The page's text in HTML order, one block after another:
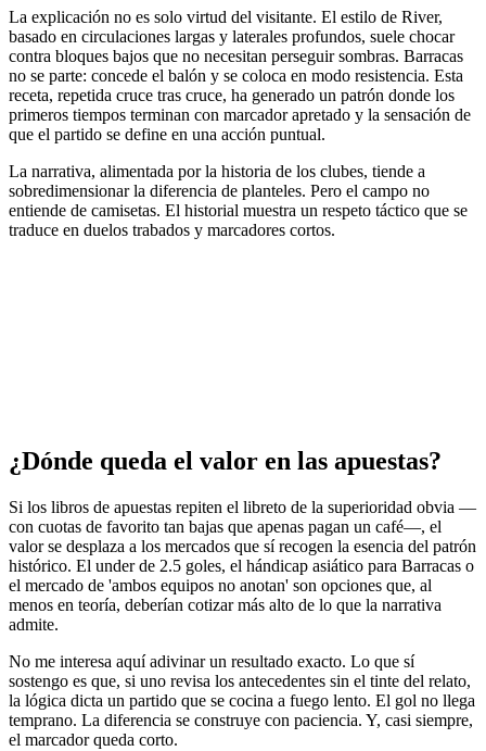
La explicación no es solo virtud del visitante. El estilo de River,
basado en circulaciones largas y laterales profundos, suele chocar
contra bloques bajos que no necesitan perseguir sombras. Barracas
no se parte: concede el balón y se coloca en modo resistencia. Esta
receta, repetida cruce tras cruce, ha generado un patrón donde los
primeros tiempos terminan con marcador apretado y la sensación de
que el partido se define en una acción puntual.
La narrativa, alimentada por la historia de los clubes, tiende a
sobredimensionar la diferencia de planteles. Pero el campo no
entiende de camisetas. El historial muestra un respeto táctico que se
traduce en duelos trabados y marcadores cortos.
¿Dónde queda el valor en las apuestas?
Si los libros de apuestas repiten el libreto de la superioridad obvia —
con cuotas de favorito tan bajas que apenas pagan un café—, el
valor se desplaza a los mercados que sí recogen la esencia del patrón
histórico. El under de 2.5 goles, el hándicap asiático para Barracas o
el mercado de 'ambos equipos no anotan' son opciones que, al
menos en teoría, deberían cotizar más alto de lo que la narrativa
admite.
No me interesa aquí adivinar un resultado exacto. Lo que sí
sostengo es que, si uno revisa los antecedentes sin el tinte del relato,
la lógica dicta un partido que se cocina a fuego lento. El gol no llega
temprano. La diferencia se construye con paciencia. Y, casi siempre,
el marcador queda corto.